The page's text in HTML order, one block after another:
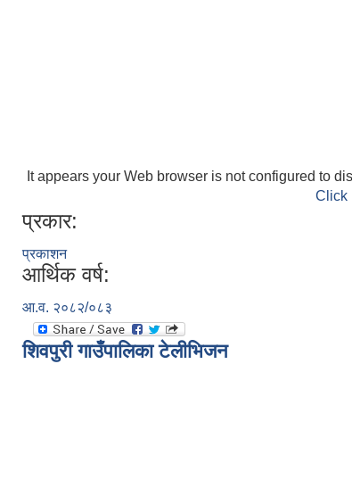
It appears your Web browser is not configured to
Click
प्रकार:
प्रकाशन
आर्थिक वर्ष:
आ.व. २०८२/०८३
शिवपुरी गाउँपालिका टेलीभिजन